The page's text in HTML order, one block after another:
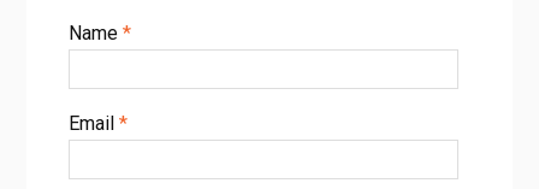
Name *
Email *